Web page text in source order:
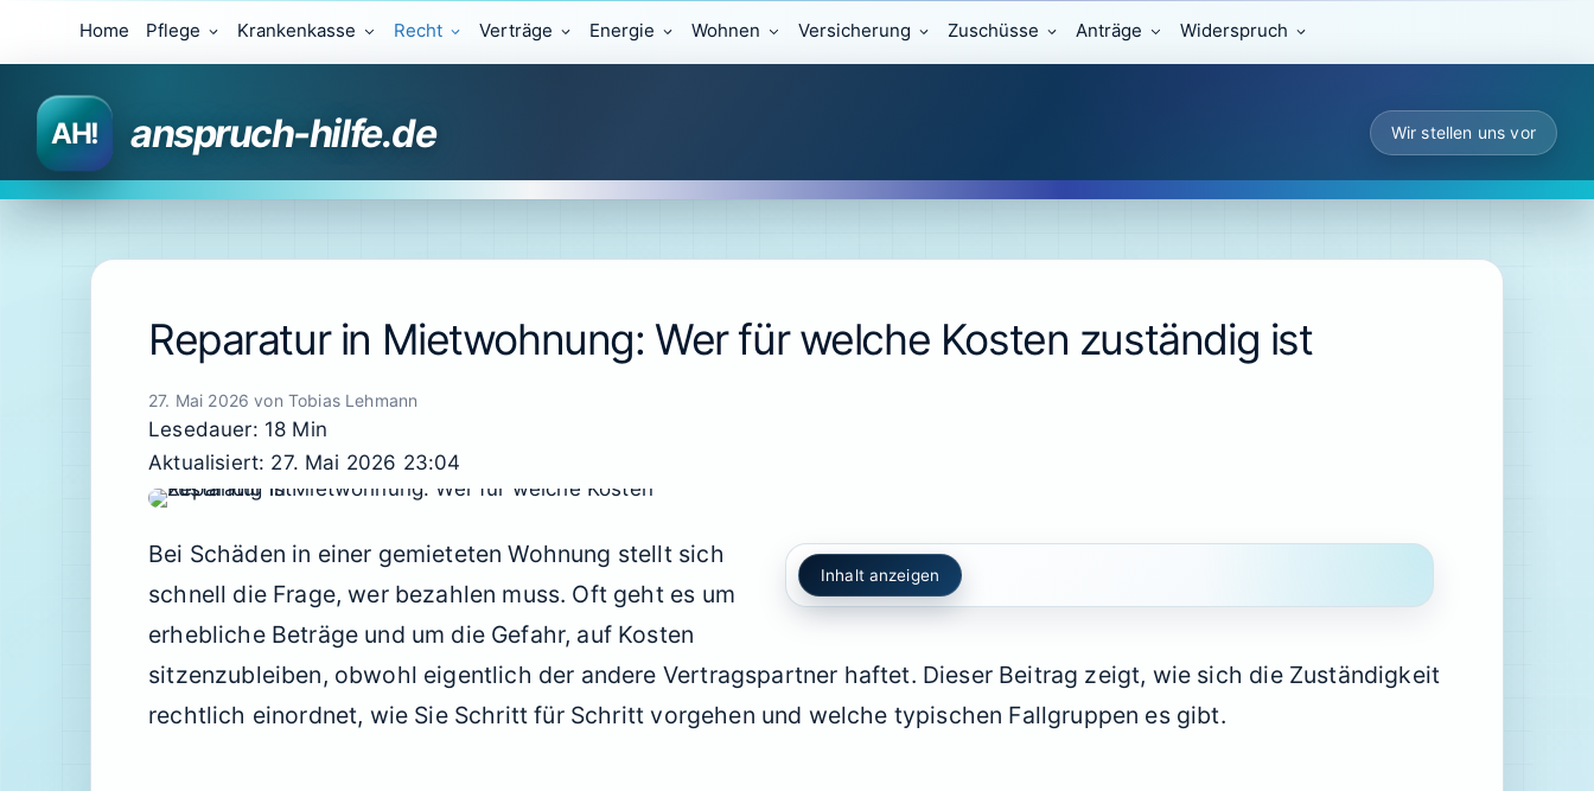
Home Pflege Krankenkasse Recht Verträge Energie Wohnen Versicherung Zuschüsse Anträge Widerspruch
anspruch-hilfe.de Wir stellen uns vor
Reparatur in Mietwohnung: Wer für welche Kosten zuständig ist
27. Mai 2026 von Tobias Lehmann
Lesedauer: 18 Min
Aktualisiert: 27. Mai 2026 23:04
Inhalt anzeigen
Bei Schäden in einer gemieteten Wohnung stellt sich
schnell die Frage, wer bezahlen muss. Oft geht es um
erhebliche Beträge und um die Gefahr, auf Kosten
sitzenzubleiben, obwohl eigentlich der andere Vertragspartner haftet. Dieser Beitrag zeigt, wie sich die Zuständigkeit
rechtlich einordnet, wie Sie Schritt für Schritt vorgehen und welche typischen Fallgruppen es gibt.